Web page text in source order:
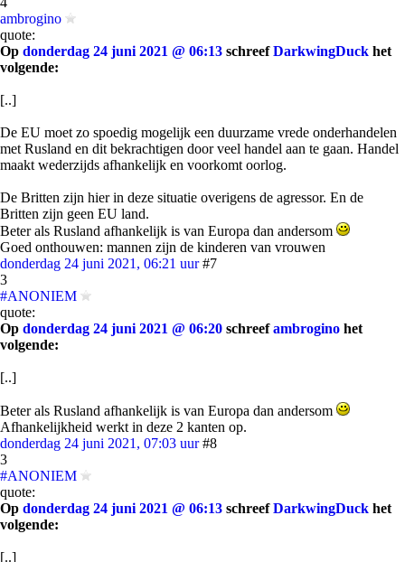
ambrogino
quote:
Op donderdag 24 juni 2021 @ 06:13 schreefDarkwingDuck het
volgende:
[..]
De EU moet zo spoedig mogelijk een duurzame vrede onderhandelen
met Rusland en dit bekrachtigen door veel handel aan te gaan. Handel
maakt wederzijds afhankelijk en voorkomt oorlog.
De Britten zijn hier in deze situatie overigens de agressor. En de
Britten zijn geen EU land.
Beter als Rusland afhankelijk is van Europa dan andersom
Goed onthouwen: mannen zijn de kinderen van vrouwen
donderdag 24 juni 2021, 06:21 uur #7
3
#ANONIEM
quote:
Op donderdag 24 juni 2021 @ 06:20 schreefambrogino het
volgende:
[..]
Beter als Rusland afhankelijk is van Europa dan andersom
Afhankelijkheid werkt in deze 2 kanten op.
donderdag 24 juni 2021, 07:03 uur #8
3
#ANONIEM
quote:
Op donderdag 24 juni 2021 @ 06:13 schreefDarkwingDuck het
volgende:
[..]